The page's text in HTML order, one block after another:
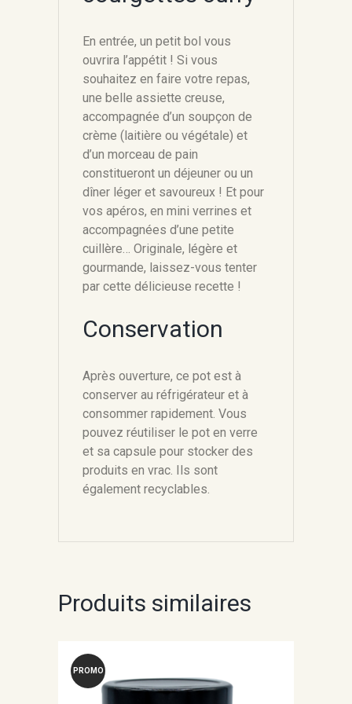
En entrée, un petit bol vous
ouvrira l’appétit ! Si vous
souhaitez en faire votre repas,
une belle assiette creuse,
accompagnée d’un soupçon de
crème (laitière ou végétale) et
d’un morceau de pain
constitueront un déjeuner ou un
dîner léger et savoureux ! Et pour
vos apéros, en mini verrines et
accompagnées d’une petite
cuillère… Originale, légère et
gourmande, laissez-vous tenter
par cette délicieuse recette !
Conservation
Après ouverture, ce pot est à
conserver au réfrigérateur et à
consommer rapidement. Vous
pouvez réutiliser le pot en verre
et sa capsule pour stocker des
produits en vrac. Ils sont
également recyclables.
Produits similaires
PROMO